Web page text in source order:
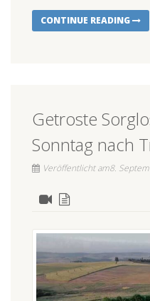
CONTINUE READING
Getroste
Sonntag nach
Veröffentlicht am8.